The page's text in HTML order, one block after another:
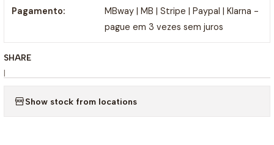
Pagamento:
MBway | MB | Stripe | Paypal | Klarna -
pague em 3 vezes sem juros
SHARE
|
Show stock from locations